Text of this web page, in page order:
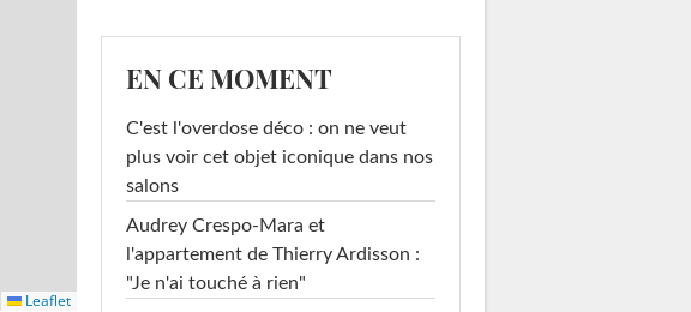
Leaflet
EN CE MOMENT
C'est l'overdose déco : on ne veut
plus voir cet objet iconique dans nos
salons
Audrey Crespo-Mara et
l'appartement de Thierry Ardisson :
"Je n'ai touché à rien"